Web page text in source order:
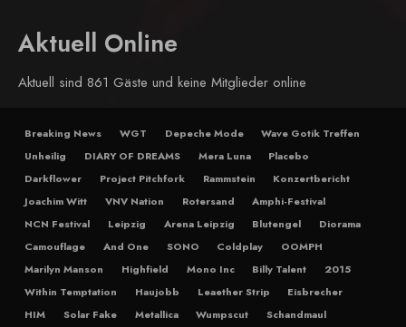
Aktuell Online
Aktuell sind 861 Gäste und keine Mitglieder online
Breaking News WGT Depeche Mode
Wave Gotik Treffen
Unheilig
DIARY OF DREAMS Mera Luna
Placebo
Darkflower
Project Pitchfork Rammstein
Konzertbericht
Joachim Witt
VNV Nation Rotersand
Amphi-Festival
NCN Festival
Leipzig Arena Leipzig Blutengel
Diorama
Camouflage
And One SONO Coldplay
OOMPH
Marilyn Manson
Highfield Mono Inc Billy Talent
2015
Within Temptation
Haujobb Leaether Strip
Eisbrecher
HIM
Solar Fake Metallica Wumpscut Schandmaul